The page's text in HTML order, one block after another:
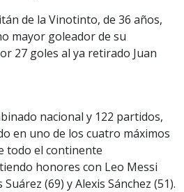
de la Vinotinto, de 36 años,
mayor goleador de su
27 goles al ya retirado Juan
nacional y 122 partidos,
en uno de los cuatro máximos
todo el continente
honores con Leo Messi
(69) y Alexis Sánchez (51).